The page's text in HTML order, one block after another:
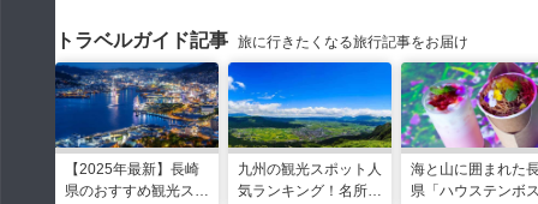
トラベルガイド記事 旅に行きたくなる旅行記事をお届け
【2025年最新】長崎
県のおすすめ観光スポ
九州の観光スポット人
気ランキング！名所も
海と山に囲まれた
県「ハウステンボ